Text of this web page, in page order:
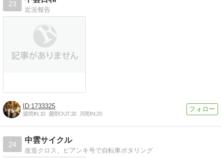
23
近況報告
1733325
週間IN:10 週間OUT:20 月間IN:20
24
中雲サイクル
改造クロス、ビアンキ号で自転車ポタリング